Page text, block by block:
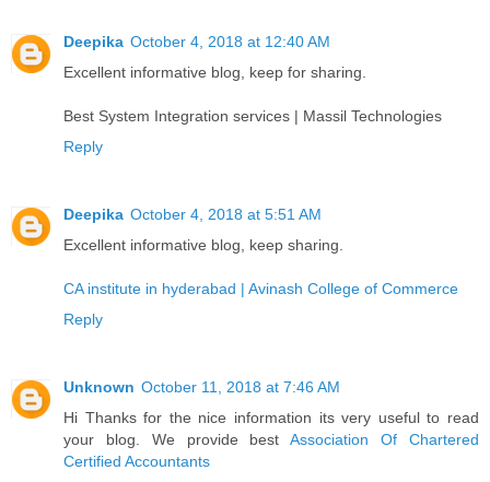
Deepika October 4, 2018 at 12:40 AM
Excellent informative blog, keep for sharing.
Best System Integration services | Massil Technologies
Reply
Deepika October 4, 2018 at 5:51 AM
Excellent informative blog, keep sharing.
CA institute in hyderabad | Avinash College of Commerce
Reply
Unknown October 11, 2018 at 7:46 AM
Hi Thanks for the nice information its very useful to read
your blog. We provide bestAssociation Of Chartered
Certified Accountants